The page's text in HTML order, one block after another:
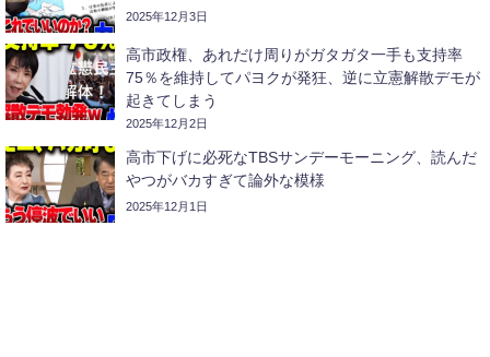
2025年12月3日
高市政権、あれだけ周りがガタガタ一手も支持率
75％を維持してパヨクが発狂、逆に立憲解散デモが
起きてしまう
2025年12月2日
高市下げに必死なTBSサンデーモーニング、読んだ
やつがバカすぎて論外な模様
2025年12月1日